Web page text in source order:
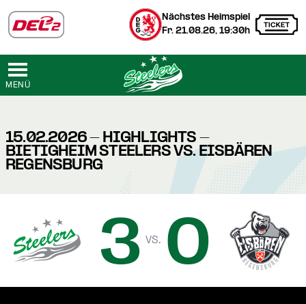
Nächstes Heimspiel
Fr. 21.08.26, 19:30h
MENÜ
15.02.2026 - HIGHLIGHTS -
BIETIGHEIM STEELERS VS. EISBÄREN
REGENSBURG
3 vs. 0